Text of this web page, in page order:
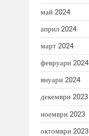
май 2024
април 2024
март 2024
февруари 2024
януари 2024
декември 2023
ноември 2023
октомври 2023